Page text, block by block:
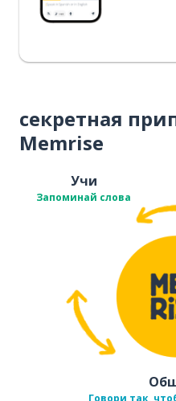
секретная
Memrise
Учи
Запоминай слова
Говори так,